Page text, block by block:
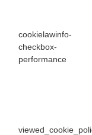
cookielawinfo-
checkbox-
performance